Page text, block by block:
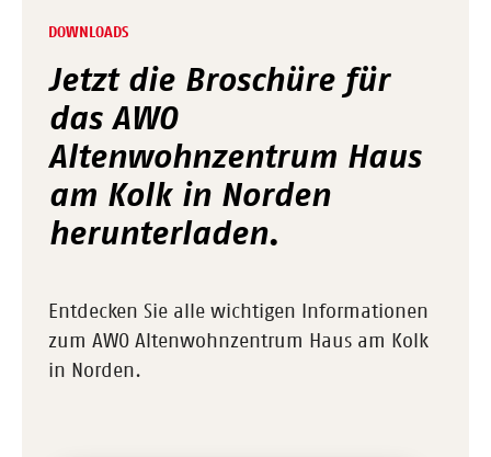
DOWNLOADS
Jetzt die Broschüre für
das AWO
Altenwohnzentrum Haus
am Kolk in Norden
herunterladen.
Entdecken Sie alle wichtigen Informationen
zum AWO Altenwohnzentrum Haus am Kolk
in Norden.